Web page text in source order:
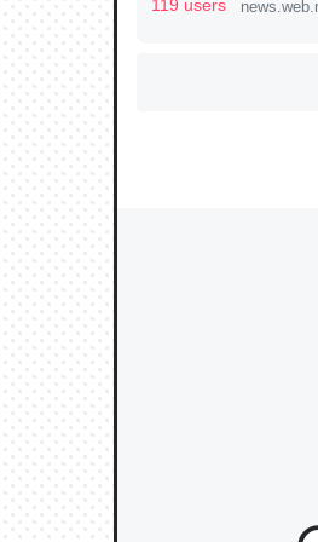
ちょうど同じ理由
を実質100倍以上
119 users